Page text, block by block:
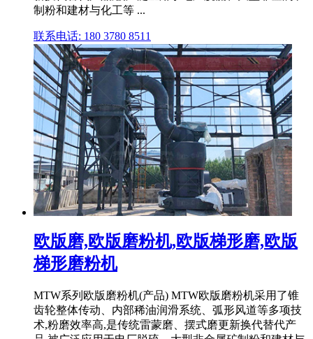
制粉和建材与化工等 ...
联系电话: 180 3780 8511
欧版磨,欧版磨粉机,欧版梯形磨,欧版
梯形磨粉机
MTW系列欧版磨粉机(产品) MTW欧版磨粉机采用了锥
齿轮整体传动、内部稀油润滑系统、弧形风道等多项技
术,粉磨效率高,是传统雷蒙磨、摆式磨更新换代替代产